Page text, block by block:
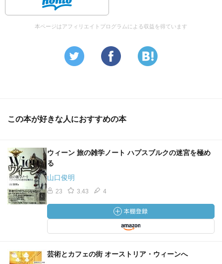
本ページはアフィリエイトプログラムによる収益を得ています
この本が好きな人におすすめの本
ウィーン 旅の雑学ノート ハプスブルクの迷宮を極め
る
山口俊明
23 3.43 4
芸術とカフェの街 オーストリア・ウィーンへ